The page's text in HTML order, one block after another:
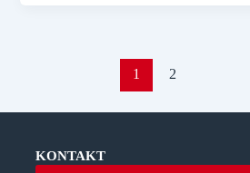
1 2
KONTAKT